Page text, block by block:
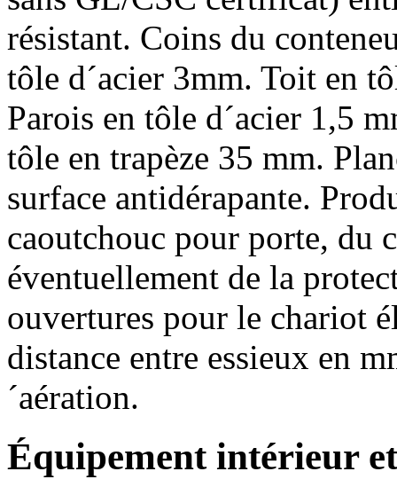
résistant. Coins du
tôle d´acier 3mm. Toit en
Parois en tôle d´acier 1,5
tôle en trapèze 35 mm.
surface antidérapante.
caoutchouc pour porte, du
éventuellement de la
ouvertures pour le chariot
distance entre essieux en
´aération.
Équipement intérieur